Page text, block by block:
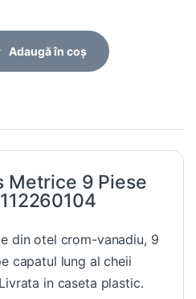
Adaugă în coș
Metrice 9 Piese
din otel crom-vanadiu, 9
capatul lung al cheii
in caseta plastic.